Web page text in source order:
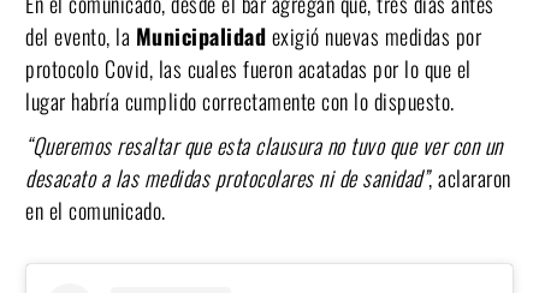
del evento, la Municipalidadexigió nuevas medidas por
protocolo Covid, las cuales fueron acatadas por lo que el
lugar habría cumplido correctamente con lo dispuesto.
“Queremos resaltar que esta clausura no tuvo que ver con un
desacato a las medidas protocolares ni de sanidad”, aclararon
en el comunicado.